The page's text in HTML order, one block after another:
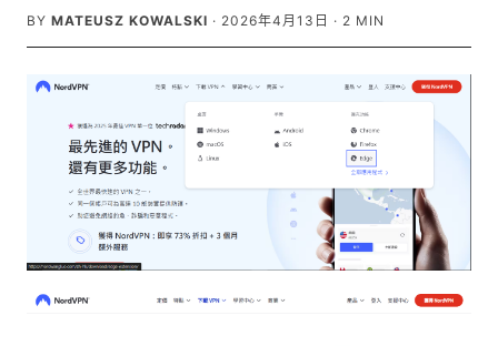
BY MATEUSZ KOWALSKI · 2026年4月13日 · 2 MIN